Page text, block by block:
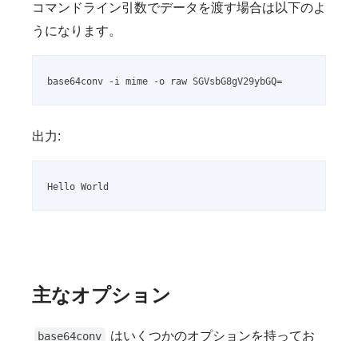
コマンドライン引数でデータを渡す場合は以下のよ
うになります。
base64conv -i mime -o raw SGVsbG8gV29ybGQ=
出力:
Hello World
主なオプション
base64conv はいくつかのオプションを持ってお